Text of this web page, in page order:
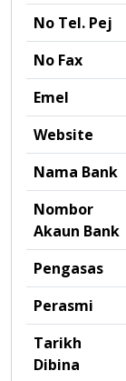
No Tel. Pej
No Fax
Emel
Website
Nama Bank
Nombor
Akaun Bank
Pengasas
Perasmi
Tarikh
Dibina